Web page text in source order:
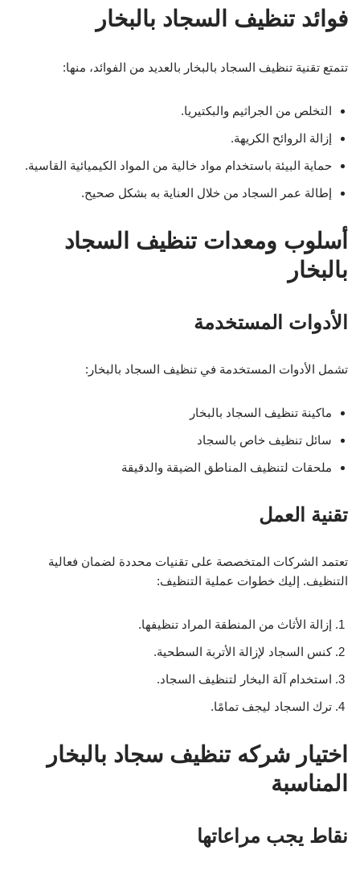
فوائد تنظيف السجاد بالبخار
تتمتع تقنية تنظيف السجاد بالبخار بالعديد من الفوائد، منها:
التخلص من الجراثيم والبكتيريا.
إزالة الروائح الكريهة.
حماية البيئة باستخدام مواد خالية من المواد الكيميائية القاسية.
إطالة عمر السجاد من خلال العناية به بشكل صحيح.
أسلوب ومعدات تنظيف السجاد
بالبخار
الأدوات المستخدمة
تشمل الأدوات المستخدمة في تنظيف السجاد بالبخار:
ماكينة تنظيف السجاد بالبخار
سائل تنظيف خاص بالسجاد
ملحقات لتنظيف المناطق الضيقة والدقيقة
تقنية العمل
تعتمد الشركات المتخصصة على تقنيات محددة لضمان فعالية
التنظيف. إليك خطوات عملية التنظيف:
إزالة الأثاث من المنطقة المراد تنظيفها.
كنس السجاد لإزالة الأتربة السطحية.
استخدام آلة البخار لتنظيف السجاد.
ترك السجاد ليجف تمامًا.
اختيار شركه تنظيف سجاد بالبخار
المناسبة
نقاط يجب مراعاتها